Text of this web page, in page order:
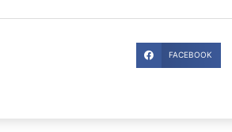
FACEBOOK